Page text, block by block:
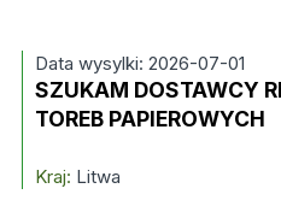
Data wysylki: 2026-07-01
SZUKAM DOSTAWCY
TOREB PAPIEROWYCH
Kraj: Litwa